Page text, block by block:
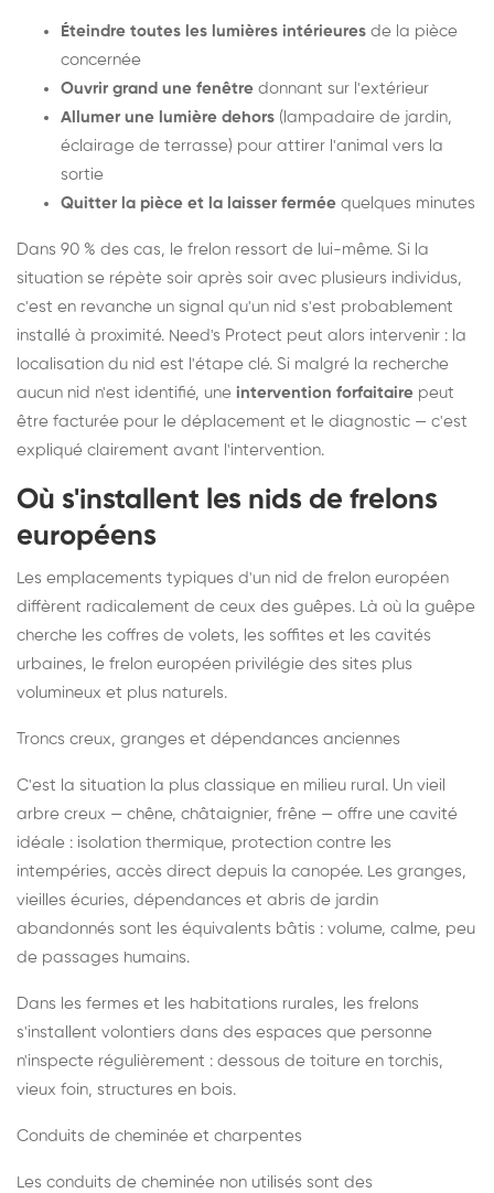
Éteindre toutes les lumières intérieures de la pièce
concernée
Ouvrir grand une fenêtre donnant sur l'extérieur
Allumer une lumière dehors (lampadaire de jardin,
éclairage de terrasse) pour attirer l'animal vers la
sortie
Quitter la pièce et la laisser fermée quelques minutes
Dans 90 % des cas, le frelon ressort de lui-même. Si la
situation se répète soir après soir avec plusieurs individus,
c'est en revanche un signal qu'un nid s'est probablement
installé à proximité. Need's Protect peut alors intervenir : la
localisation du nid est l'étape clé. Si malgré la recherche
aucun nid n'est identifié, une intervention forfaitaire peut
être facturée pour le déplacement et le diagnostic — c'est
expliqué clairement avant l'intervention.
Où s'installent les nids de frelons
européens
Les emplacements typiques d'un nid de frelon européen
diffèrent radicalement de ceux des guêpes. Là où la guêpe
cherche les coffres de volets, les soffites et les cavités
urbaines, le frelon européen privilégie des sites plus
volumineux et plus naturels.
Troncs creux, granges et dépendances anciennes
C'est la situation la plus classique en milieu rural. Un vieil
arbre creux — chêne, châtaignier, frêne — offre une cavité
idéale : isolation thermique, protection contre les
intempéries, accès direct depuis la canopée. Les granges,
vieilles écuries, dépendances et abris de jardin
abandonnés sont les équivalents bâtis : volume, calme, peu
de passages humains.
Dans les fermes et les habitations rurales, les frelons
s'installent volontiers dans des espaces que personne
n'inspecte régulièrement : dessous de toiture en torchis,
vieux foin, structures en bois.
Conduits de cheminée et charpentes
Les conduits de cheminée non utilisés sont des